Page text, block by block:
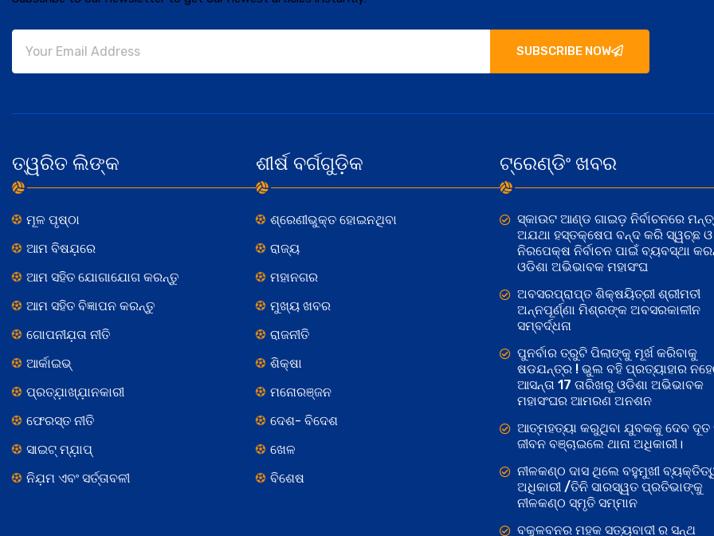
SUBSCRIBE NOW
ତ୍ୱରିତ ଲିଙ୍କ
ମୂଳ ପୃଷ୍ଠା
ଆମ ବିଷଯ଼ରେ
ଆମ ସହିତ ଯୋଗାଯୋଗ କରନ୍ତୁ
ଆମ ସହିତ ବିଜ୍ଞାପନ କରନ୍ତୁ
ଗୋପନୀଯ଼ତା ନୀତି
ଆର୍କାଇଭ୍
ପ୍ରତ୍ଯ଼ାଖ୍ଯ଼ାନକାରୀ
ଫେରସ୍ତ ନୀତି
ସାଇଟ୍ ମ୍ଯ଼ାପ୍
ନିଯ଼ମ ଏବଂ ସର୍ତ୍ତାବଳୀ
ଶୀର୍ଷ ବର୍ଗଗୁଡ଼ିକ
ଶ୍ରେଣୀଭୁକ୍ତ ହୋଇନଥିବା
ରାଜ୍ୟ
ମହାନଗର
ମୁଖ୍ୟ ଖବର
ରାଜନୀତି
ଶିକ୍ଷା
ମନୋରଞ୍ଜନ
ଦେଶ- ବିଦେଶ
ଖେଳ
ବିଶେଷ
ଟ୍ରେଣ୍ଡିଂ ଖବର
ସ୍କାଉଟ ଆଣ୍ଡ ଗାଇଡ଼ ନିର୍ବାଚନରେ
ଅଯଥା ହସ୍ତକ୍ଷେପ ବନ୍ଦ କରି ସ୍ୱଚ୍ଛ ଓ
ନିରପେକ୍ଷ ନିର୍ବାଚନ ପାଇଁ ବ୍ୟବସ୍ଥା
ଓଡିଶା ଅଭିଭାବକ ମହାସଂଘ
ଅବସରପ୍ରାପ୍ତ ଶିକ୍ଷୟିତ୍ରୀ ଶ୍ରୀମତୀ
ଅନ୍ନପୂର୍ଣ୍ଣା ମିଶ୍ରଙ୍କ ଅବସରକାଳୀନ
ସମ୍ବର୍ଦ୍ଧନା
ପୁନର୍ବାର ତ୍ରୁଟି ପିଲାଙ୍କୁ ମୂର୍ଖ କରିବାକୁ
ଷଡଯନ୍ତ୍ର ! ଭୁଲ ବହି ପ୍ରତ୍ୟାହାର
ଆସନ୍ତା 17 ତାରିଖରୁ ଓଡିଶା ଅଭିଭାବକ
ମହାସଂଘର ଆମରଣ ଅନଶନ
ଆତ୍ମହତ୍ୟା କରୁଥିବା ଯୁବକକୁ ଦେବ ଦୂତ
ଜୀବନ ବଞ୍ଚାଇଲେ ଥାନା ଅଧିକାରୀ।
ନୀଳକଣ୍ଠ ଦାସ ଥିଲେ ବହୁମୁଖୀ
ଅଧିକାରୀ /ତିନି ସାରସ୍ୱତ ପ୍ରତିଭାଙ୍କୁ
ନୀଳକଣ୍ଠ ସ୍ମୃତି ସମ୍ମାନ
ବକୁଳବନର ମହକ ସତ୍ୟବାଦୀ ର ସନ୍ଥ